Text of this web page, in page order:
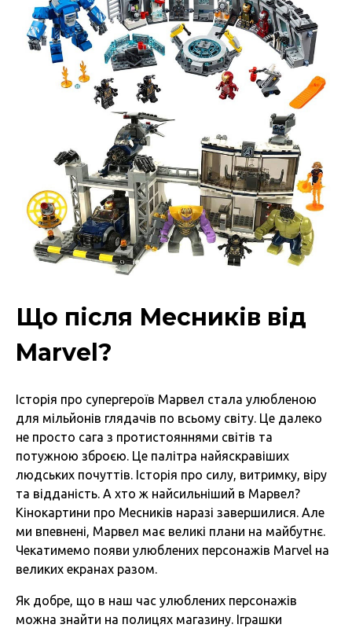
Що після Месників від
Marvel?
Історія про супергероїв Марвел стала улюбленою
для мільйонів глядачів по всьому світу. Це далеко
не просто сага з протистояннями світів та
потужною зброєю. Це палітра найяскравіших
людських почуттів. Історія про силу, витримку, віру
та відданість. А хто ж найсильніший в Марвел?
Кінокартини про Месників наразі завершилися. Але
ми впевнені, Марвел має великі плани на майбутнє.
Чекатимемо появи улюблених персонажів Marvel на
великих екранах разом.
Як добре, що в наш час улюблених персонажів
можна знайти на полицях магазину. Іграшки